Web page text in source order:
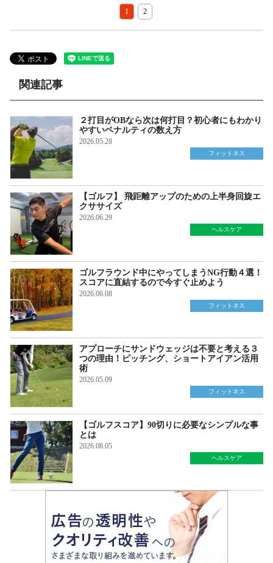
1 2
関連記事
２打目がOBなら次は何打目？初心者にもわかり
やすいペナルティの数え方
2026.05.28
フィットネス
【ゴルフ】 飛距離アップのための上半身回旋エ
クササイズ
2026.06.29
ヘルスケア
ゴルフラウンド中にやってしまうNG行動４選！
スコアに直結するので今すぐ止めよう
2026.06.08
フィットネス
アプローチにサンドウェッジは不要と考える３
つの理由！ピッチング、ショートアイアン活用
術
2026.05.09
フィットネス
【ゴルフスコア】90切りに必要なシンプルな事
とは
2026.08.05
ヘルスケア